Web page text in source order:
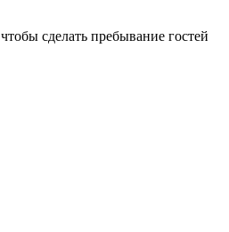
сделать пребывание гостей